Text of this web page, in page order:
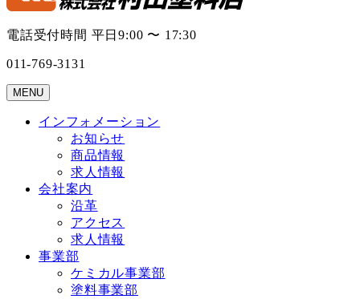
電話受付時間 平日9:00 〜 17:30
011-769-3131
MENU
インフォメーション
お知らせ
商品情報
求人情報
会社案内
沿革
アクセス
求人情報
事業部
ケミカル事業部
塗料事業部